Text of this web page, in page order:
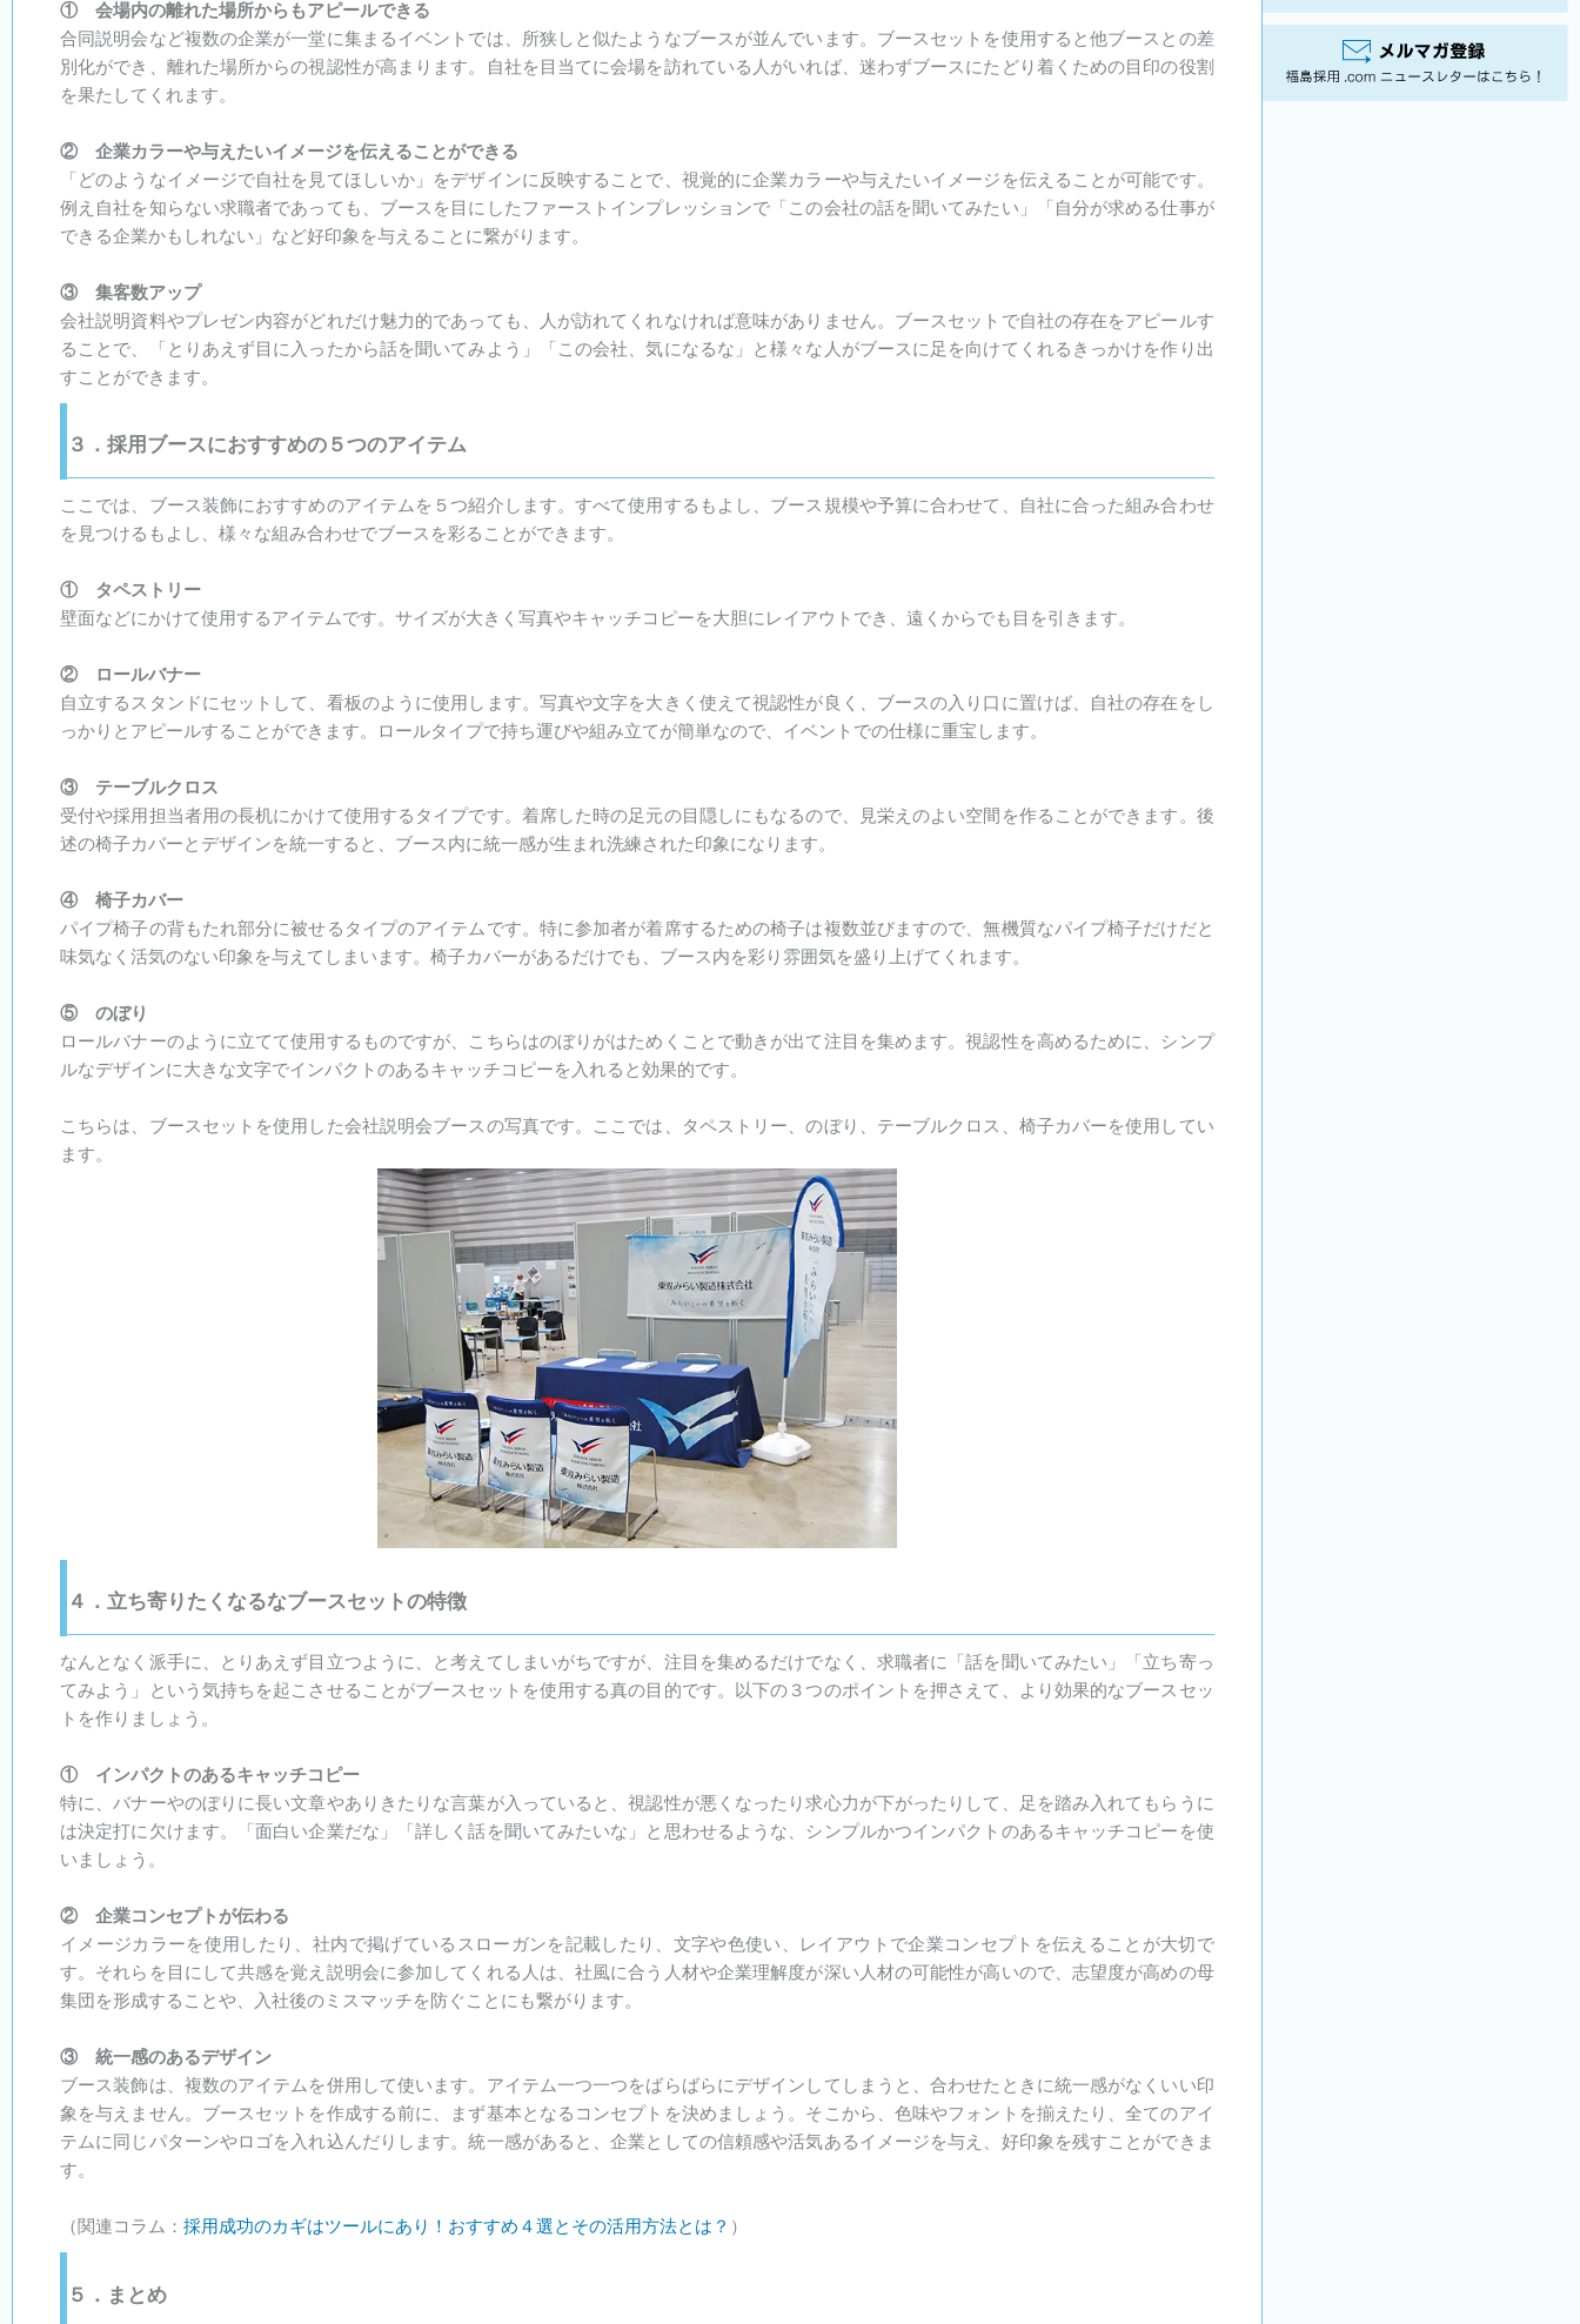
① 会場内の離れた場所からもアピールできる
合同説明会など複数の企業が一堂に集まるイベントでは、所狭しと似たようなブースが並んでいます。ブースセットを使用すると他ブースとの差
別化ができ、離れた場所からの視認性が高まります。自社を目当てに会場を訪れている人がいれば、迷わずブースにたどり着くための目印の役割
を果たしてくれます。
② 企業カラーや与えたいイメージを伝えることができる
「どのようなイメージで自社を見てほしいか」をデザインに反映することで、視覚的に企業カラーや与えたいイメージを伝えることが可能です。
例え自社を知らない求職者であっても、ブースを目にしたファーストインプレッションで「この会社の話を聞いてみたい」「自分が求める仕事が
できる企業かもしれない」など好印象を与えることに繋がります。
③ 集客数アップ
会社説明資料やプレゼン内容がどれだけ魅力的であっても、人が訪れてくれなければ意味がありません。ブースセットで自社の存在をアピールす
ることで、「とりあえず目に入ったから話を聞いてみよう」「この会社、気になるな」と様々な人がブースに足を向けてくれるきっかけを作り出
すことができます。
３．採用ブースにおすすめの５つのアイテム
ここでは、ブース装飾におすすめのアイテムを５つ紹介します。すべて使用するもよし、ブース規模や予算に合わせて、自社に合った組み合わせ
を見つけるもよし、様々な組み合わせでブースを彩ることができます。
① タペストリー
壁面などにかけて使用するアイテムです。サイズが大きく写真やキャッチコピーを大胆にレイアウトでき、遠くからでも目を引きます。
② ロールバナー
自立するスタンドにセットして、看板のように使用します。写真や文字を大きく使えて視認性が良く、ブースの入り口に置けば、自社の存在をし
っかりとアピールすることができます。ロールタイプで持ち運びや組み立てが簡単なので、イベントでの仕様に重宝します。
③ テーブルクロス
受付や採用担当者用の長机にかけて使用するタイプです。着席した時の足元の目隠しにもなるので、見栄えのよい空間を作ることができます。後
述の椅子カバーとデザインを統一すると、ブース内に統一感が生まれ洗練された印象になります。
④ 椅子カバー
パイプ椅子の背もたれ部分に被せるタイプのアイテムです。特に参加者が着席するための椅子は複数並びますので、無機質なパイプ椅子だけだと
味気なく活気のない印象を与えてしまいます。椅子カバーがあるだけでも、ブース内を彩り雰囲気を盛り上げてくれます。
⑤ のぼり
ロールバナーのように立てて使用するものですが、こちらはのぼりがはためくことで動きが出て注目を集めます。視認性を高めるために、シンプ
ルなデザインに大きな文字でインパクトのあるキャッチコピーを入れると効果的です。
こちらは、ブースセットを使用した会社説明会ブースの写真です。ここでは、タペストリー、のぼり、テーブルクロス、椅子カバーを使用してい
ます。
４．立ち寄りたくなるなブースセットの特徴
なんとなく派手に、とりあえず目立つように、と考えてしまいがちですが、注目を集めるだけでなく、求職者に「話を聞いてみたい」「立ち寄っ
てみよう」という気持ちを起こさせることがブースセットを使用する真の目的です。以下の３つのポイントを押さえて、より効果的なブースセッ
トを作りましょう。
① インパクトのあるキャッチコピー
特に、バナーやのぼりに長い文章やありきたりな言葉が入っていると、視認性が悪くなったり求心力が下がったりして、足を踏み入れてもらうに
は決定打に欠けます。「面白い企業だな」「詳しく話を聞いてみたいな」と思わせるような、シンプルかつインパクトのあるキャッチコピーを使
いましょう。
② 企業コンセプトが伝わる
イメージカラーを使用したり、社内で掲げているスローガンを記載したり、文字や色使い、レイアウトで企業コンセプトを伝えることが大切で
す。それらを目にして共感を覚え説明会に参加してくれる人は、社風に合う人材や企業理解度が深い人材の可能性が高いので、志望度が高めの母
集団を形成することや、入社後のミスマッチを防ぐことにも繋がります。
③ 統一感のあるデザイン
ブース装飾は、複数のアイテムを併用して使います。アイテム一つ一つをばらばらにデザインしてしまうと、合わせたときに統一感がなくいい印
象を与えません。ブースセットを作成する前に、まず基本となるコンセプトを決めましょう。そこから、色味やフォントを揃えたり、全てのアイ
テムに同じパターンやロゴを入れ込んだりします。統一感があると、企業としての信頼感や活気あるイメージを与え、好印象を残すことができま
す。
（関連コラム： 採用成功のカギはツールにあり！おすすめ４選とその活用方法とは？ ）
５．まとめ